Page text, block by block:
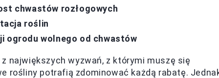
chwastów rozłogowych
roślin
ogrodu wolnego od chwastów
największych wyzwań, z którymi muszę się
rośliny potrafią zdominować każdą rabatę.